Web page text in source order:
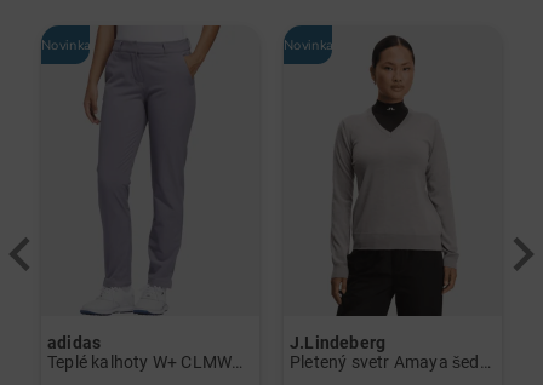
Novinka
adidas
Novinka
J.Lindeberg